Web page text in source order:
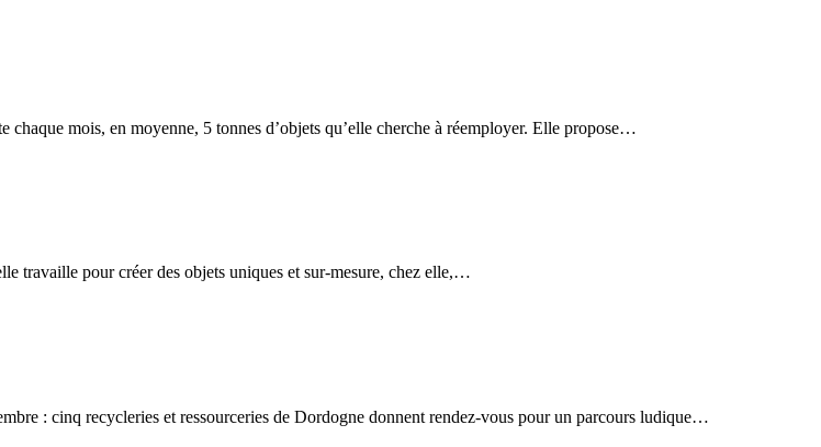
mois, en moyenne, 5 tonnes d’objets qu’elle cherche à réemployer. Elle propose…
travaille pour créer des objets uniques et sur-mesure, chez elle,…
: cinq recycleries et ressourceries de Dordogne donnent rendez-vous pour un parcours ludique…